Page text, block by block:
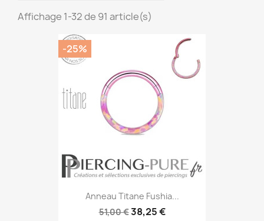
Affichage 1-32 de 91 article(s)
Anneau Titane Fushia...
51,00 €38,25 €
-25%